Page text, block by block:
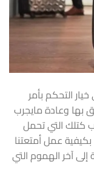
التحكم بأمر
بها وعادة مايجرب
كتلك التي تحمل
عمل أمتعتنا
إلى آخر الهموم التي